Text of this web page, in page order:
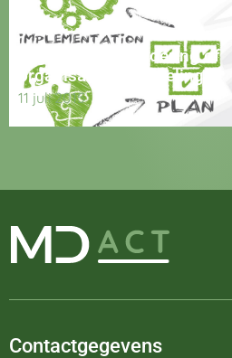
Organisatieverandering of
organisatieontwikkeling
11 juli 2015
Contactgegevens